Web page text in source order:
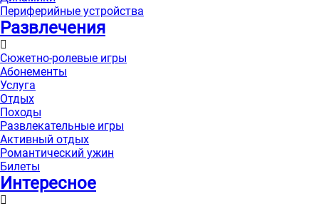
Периферийные устройства
Развлечения
Сюжетно-ролевые игры
Абонементы
Услуга
Отдых
Походы
Развлекательные игры
Активный отдых
Романтический ужин
Билеты
Интересноe